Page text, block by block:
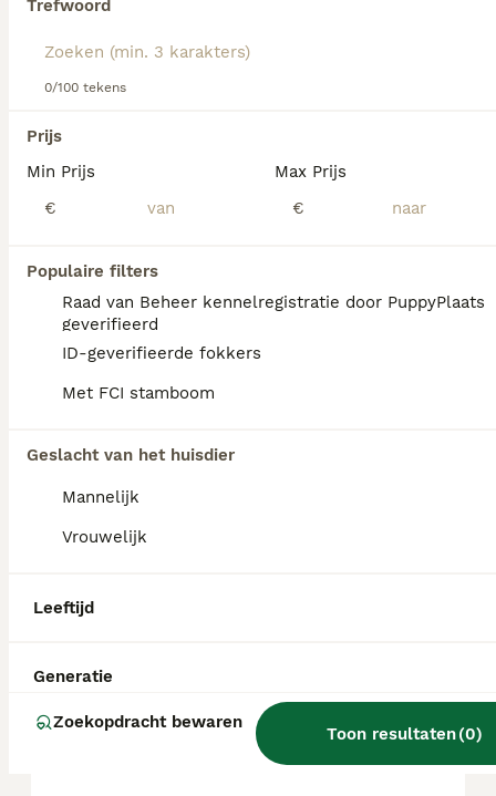
Trefwoord
0/100 tekens
Prijs
Min Prijs
€
Max Prijs
€
Populaire filters
Raad van Beheer kennelregistratie door PuppyPlaats
geverifieerd
ID-geverifieerde fokkers
Met FCI stamboom
Geslacht van het huisdier
Mannelijk
Vrouwelijk
Leeftijd
Generatie
Zoekopdracht bewaren
Toon resultaten(0)
We hebben 0 Sint Bernard Langhaar Pups te
Als je toekomstige resultaten wil zien voor deze
exacte zoekopdracht, sla dan je zoekopdracht op en
vind jouw perfecte hond:
Zoekopdracht bewaren
FAQ's
Wat is het karakter van een
Sint Bernard?
De Sint Bernard heeft een vriendelijk, rustig
intelligent en leergierig, wat hem tot een
sterk beschermend instinct.
Is een Sint Bernard slim?
Wat kost een goede Sint
Bernard Langhaar pup?